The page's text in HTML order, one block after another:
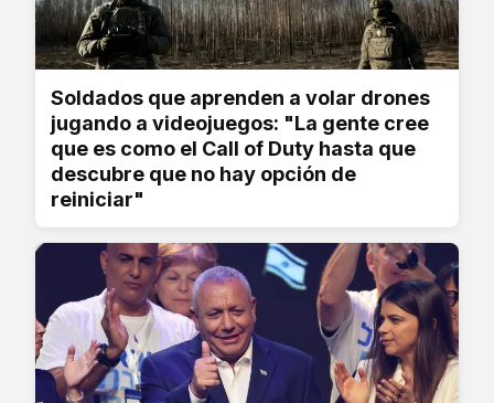
Soldados que aprenden a volar drones
jugando a videojuegos: "La gente cree
que es como el Call of Duty hasta que
descubre que no hay opción de
reiniciar"